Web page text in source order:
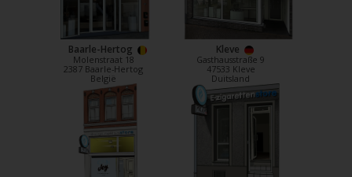
Baarle-Hertog
Molenstraat 18
2387 Baarle-Hertog
België
Kleve
Gasthausstraße 9
47533 Kleve
Duitsland